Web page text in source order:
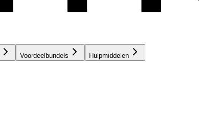
Voordeelbundels Hulpmiddelen